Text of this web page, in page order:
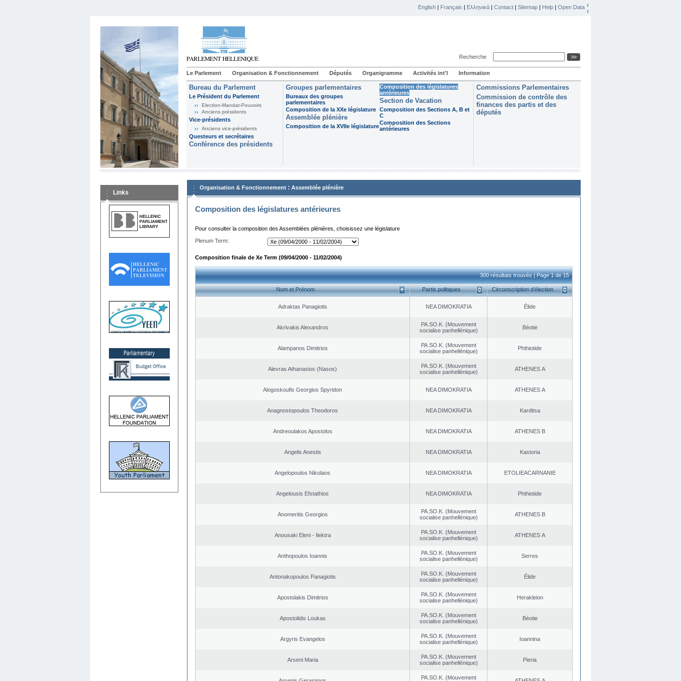
English | Français | Ελληνικά | Contact | Sitemap | Help | Open Data
Recherche
Le Parlement Organisation & Fonctionnement Députés Organigramme Activités int'l Information
Bureau du Parlement
Le Président du Parlement
Election-Mandat-Pouvoirs
Anciens présidents
Vice-présidents
Anciens vice-présidents
Questeurs et secrétaires
Conférence des présidents
Groupes parlementaires
Bureaux des groupes
parlementaires
Composition de la XXe législature
Assemblée plénière
Composition de la XVIIe législature
Composition des législatures
antérieures
Section de Vacation
Composition des Sections A, B et
C
Composition des Sections
antérieures
Commissions Parlementaires
Commission de contrôle des
finances des partis et des
députés
Links
Organisation & Fonctionnement : Assemblée plénière
Composition des législatures antérieures
Pour consulter la composition des Assemblées plénières, choisissez une législature
Plenum Term:
Composition finale de Xe Term (09/04/2000 - 11/02/2004)
300 résultats trouvés | Page 1 de 15
Nom et Prénom Partis politiques Circonscription d’élection
Adraktas Panagiotis NEA DΙMOKRATIA Élide
Akrivakis Alexandros
PA.SO.K. (Mouvement
socialise panhellénique)
Béotie
Alampanos Dimitrios
PA.SO.K. (Mouvement
socialise panhellénique)
Phthiotide
Alevras Athanasios (Nasos)
PA.SO.K. (Mouvement
socialise panhellénique)
ATHENES Α
Alogoskoufis Georgios Spyridon NEA DΙMOKRATIA ATHENES Α
Anagnostopoulos Theodoros NEA DΙMOKRATIA Karditsa
Andreoulakos Apostolos NEA DΙMOKRATIA ATHENES Β
Angelis Anestis NEA DΙMOKRATIA Kastoria
Angelopoulos Nikolaos NEA DΙMOKRATIA EΤOLIEACARNANIE
Angelousis Efstathios NEA DΙMOKRATIA Phthiotide
Anomeritis Georgios
PA.SO.K. (Mouvement
socialise panhellénique)
ATHENES Β
Anousaki Eleni - Ilektra
PA.SO.K. (Mouvement
socialise panhellénique)
ATHENES Α
Anthopoulos Ioannis
PA.SO.K. (Mouvement
socialise panhellénique)
Serres
Antonakopoulos Panagiotis
PA.SO.K. (Mouvement
socialise panhellénique)
Élide
Apostolakis Dimitrios
PA.SO.K. (Mouvement
socialise panhellénique)
Herakleion
Apostolidis Loukas
PA.SO.K. (Mouvement
socialise panhellénique)
Béotie
Argyris Evangelos
PA.SO.K. (Mouvement
socialise panhellénique)
Ioannina
Arseni Maria
PA.SO.K. (Mouvement
socialise panhellénique)
Pieria
PA.SO.K. (Mouvement